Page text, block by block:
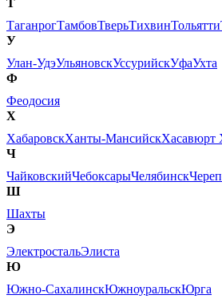
Т
ТаганрогТамбовТверьТихвинТольятти
У
Улан-УдэУльяновскУссурийскУфаУхта
Ф
Феодосия
Х
ХабаровскХанты-МансийскХасавюрт
Ч
ЧайковскийЧебоксарыЧелябинск
Ш
Шахты
Э
ЭлектростальЭлиста
Ю
Южно-СахалинскЮжноуральскЮрга